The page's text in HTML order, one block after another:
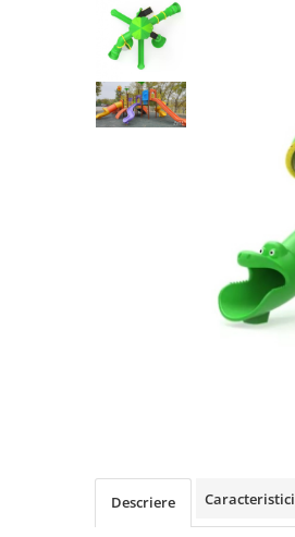
Sport - Fitness
Aparate fitness exterior
Complexe WORKOUT
Tobogane pentru copii
Nisipiere pentru copii
Descriere Caracteristici